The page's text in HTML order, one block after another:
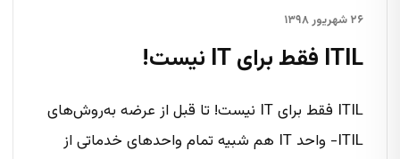
۲۶ شهریور ۱۳۹۸
ITIL فقط برای IT نیست!
ITIL فقط برای IT نیست! تا قبل از عرضه به‌روش‌های
ITIL- واحد IT هم شبیه تمام واحدهای خدماتی از